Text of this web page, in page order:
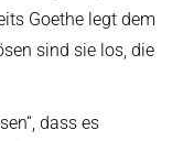
Goethe legt dem
sind sie los, die
dass es